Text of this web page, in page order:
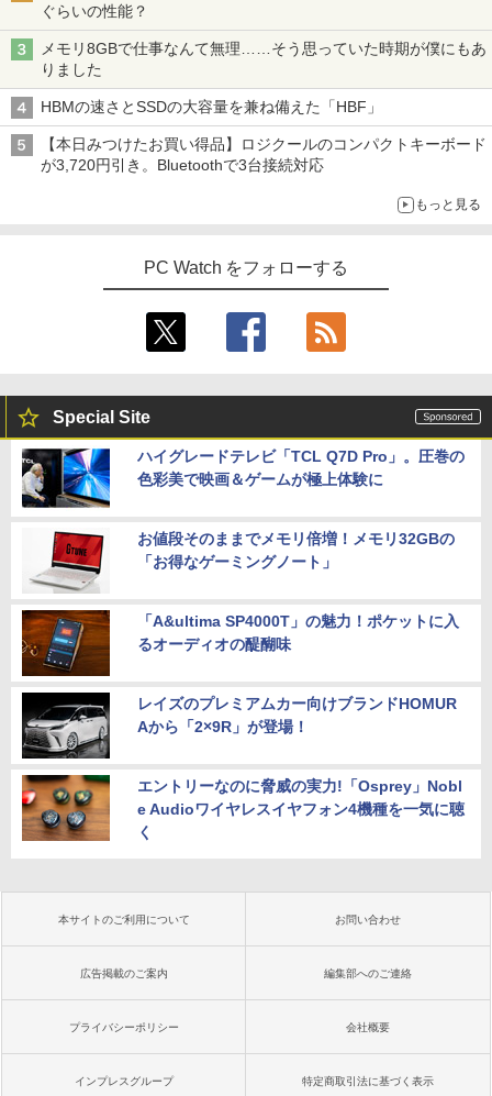
ぐらいの性能？
メモリ8GBで仕事なんて無理……そう思っていた時期が僕にもあ
りました
HBMの速さとSSDの大容量を兼ね備えた「HBF」
【本日みつけたお買い得品】ロジクールのコンパクトキーボード
が3,720円引き。Bluetoothで3台接続対応
もっと見る
PC Watch をフォローする
Special Site
ハイグレードテレビ「TCL Q7D Pro」。圧巻の
色彩美で映画＆ゲームが極上体験に
お値段そのままでメモリ倍増！メモリ32GBの
「お得なゲーミングノート」
「A&ultima SP4000T」の魅力！ポケットに入
るオーディオの醍醐味
レイズのプレミアムカー向けブランドHOMUR
Aから「2×9R」が登場！
エントリーなのに脅威の実力!「Osprey」Nobl
e Audioワイヤレスイヤフォン4機種を一気に聴
く
本サイトのご利用について お問い合わせ
広告掲載のご案内 編集部へのご連絡
プライバシーポリシー 会社概要
インプレスグループ 特定商取引法に基づく表示